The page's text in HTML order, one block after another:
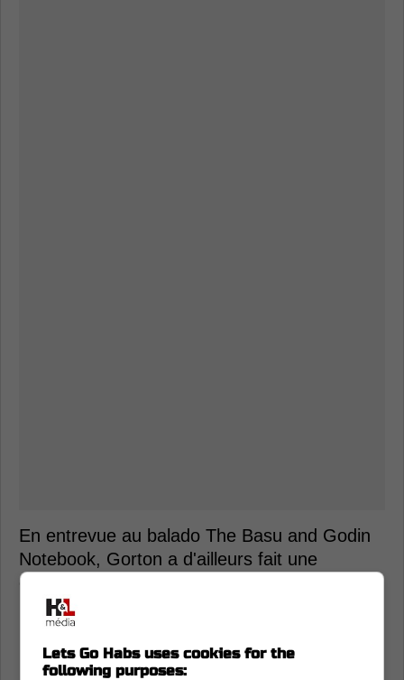
En entrevue au balado The Basu and Godin
Notebook, Gorton a d'ailleurs fait une
comparaison frappante, en admettant que
l'arrivée de Dobson lui rappelait celle d'
Panarin
DG.Lets Go Habs uses cookies for the
following purposes: